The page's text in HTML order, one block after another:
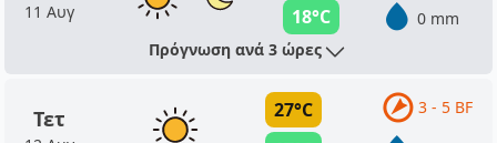
11 Αυγ
18°C
0 mm
Πρόγνωση ανά 3 ώρες
Τετ
27°C
3 - 5 BF